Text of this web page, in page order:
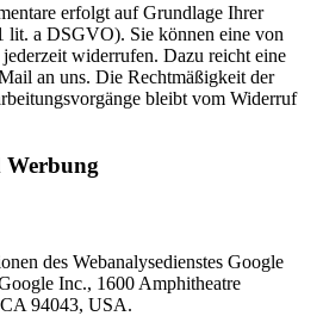
erfolgt auf Grundlage Ihrer
a DSGVO). Sie können eine von
widerrufen. Dazu reicht eine
an uns. Die Rechtmäßigkeit der
bleibt vom Widerruf
Werbung
des Webanalysedienstes Google
Inc., 1600 Amphitheatre
94043, USA.